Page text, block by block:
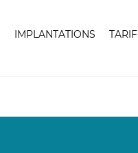
IMPLANTATIONS TARIF